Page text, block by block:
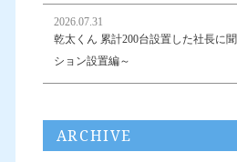
2026.07.31
乾太くん 累計200台設置した社長に
ション設置編～
ARCHIVE